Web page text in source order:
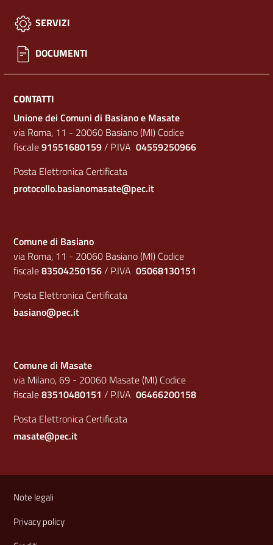
SERVIZI
DOCUMENTI
CONTATTI
Unione dei Comuni di Basiano e Masate
via Roma, 11 - 20060 Basiano (MI) Codice
fiscale91551680159/ P.IVA 04559250966
Posta Elettronica Certificata
protocollo.basianomasate@pec.it
Comune di Basiano
via Roma, 11 - 20060 Basiano (MI) Codice
fiscale83504250156/ P.IVA 05068130151
Posta Elettronica Certificata
basiano@pec.it
Comune di Masate
via Milano, 69 - 20060 Masate (MI) Codice
fiscale83510480151 / P.IVA 06466200158
Posta Elettronica Certificata
masate@pec.it
Sezione Link Utili
Note legali
Privacy policy